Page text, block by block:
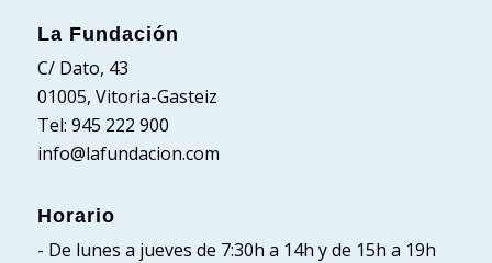
La Fundación
C/ Dato, 43
01005, Vitoria-Gasteiz
Tel: 945 222 900
info@lafundacion.com
Horario
- De lunes a jueves de 7:30h a 14h y de 15h a 19h